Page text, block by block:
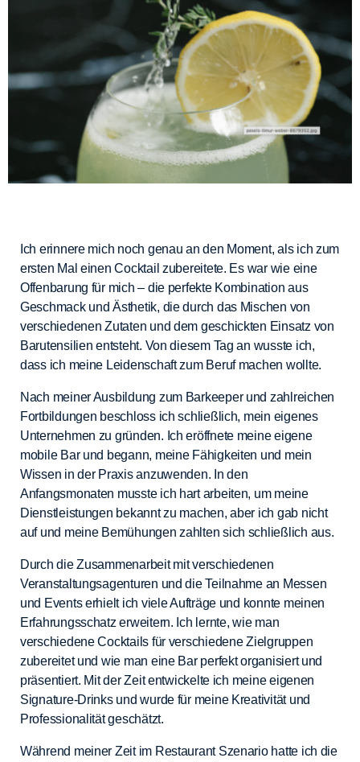
Ich erinnere mich noch genau an den Moment, als ich zum
ersten Mal einen Cocktail zubereitete. Es war wie eine
Offenbarung für mich – die perfekte Kombination aus
Geschmack und Ästhetik, die durch das Mischen von
verschiedenen Zutaten und dem geschickten Einsatz von
Barutensilien entsteht. Von diesem Tag an wusste ich,
dass ich meine Leidenschaft zum Beruf machen wollte.
Nach meiner Ausbildung zum Barkeeper und zahlreichen
Fortbildungen beschloss ich schließlich, mein eigenes
Unternehmen zu gründen. Ich eröffnete meine eigene
mobile Bar und begann, meine Fähigkeiten und mein
Wissen in der Praxis anzuwenden. In den
Anfangsmonaten musste ich hart arbeiten, um meine
Dienstleistungen bekannt zu machen, aber ich gab nicht
auf und meine Bemühungen zahlten sich schließlich aus.
Durch die Zusammenarbeit mit verschiedenen
Veranstaltungsagenturen und die Teilnahme an Messen
und Events erhielt ich viele Aufträge und konnte meinen
Erfahrungsschatz erweitern. Ich lernte, wie man
verschiedene Cocktails für verschiedene Zielgruppen
zubereitet und wie man eine Bar perfekt organisiert und
präsentiert. Mit der Zeit entwickelte ich meine eigenen
Signature-Drinks und wurde für meine Kreativität und
Professionalität geschätzt.
Während meiner Zeit im Restaurant Szenario hatte ich die